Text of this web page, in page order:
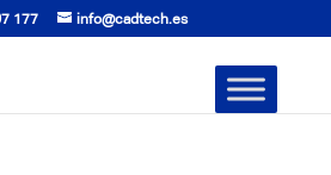
177 info@cadtech.es